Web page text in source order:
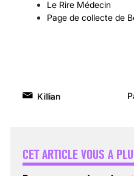
Le Rire Médecin
Page de collecte de
Killian
CET ARTICLE VOUS A